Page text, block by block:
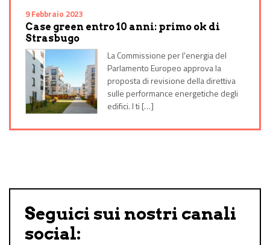
9 Febbraio 2023
Case green entro 10 anni: primo ok di
Strasbugo
La Commissione per l'energia del
Parlamento Europeo approva la
proposta di revisione della direttiva
sulle performance energetiche degli
edifici. I ti […]
Seguici sui nostri canali
social: